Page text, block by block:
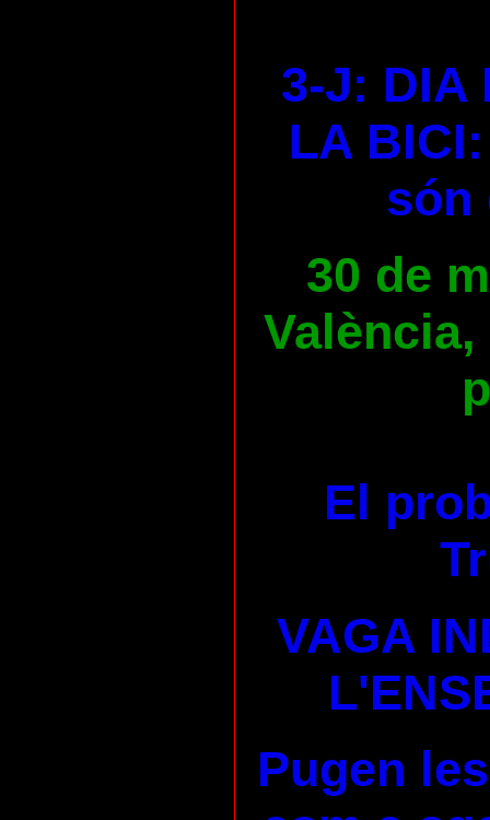
3-J: DIA
LA
són
30 de
València,
El
VAGA
Pugen